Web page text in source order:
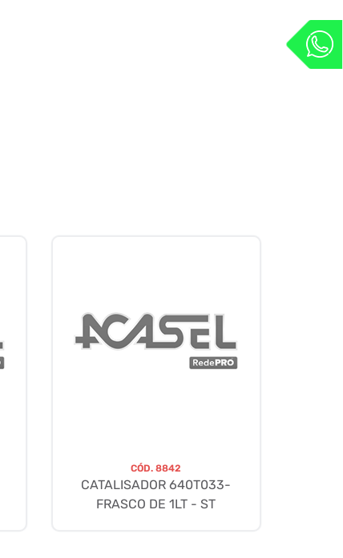
CÓD.8842
CATALISADOR 640T033-
FRASCO DE 1LT - ST